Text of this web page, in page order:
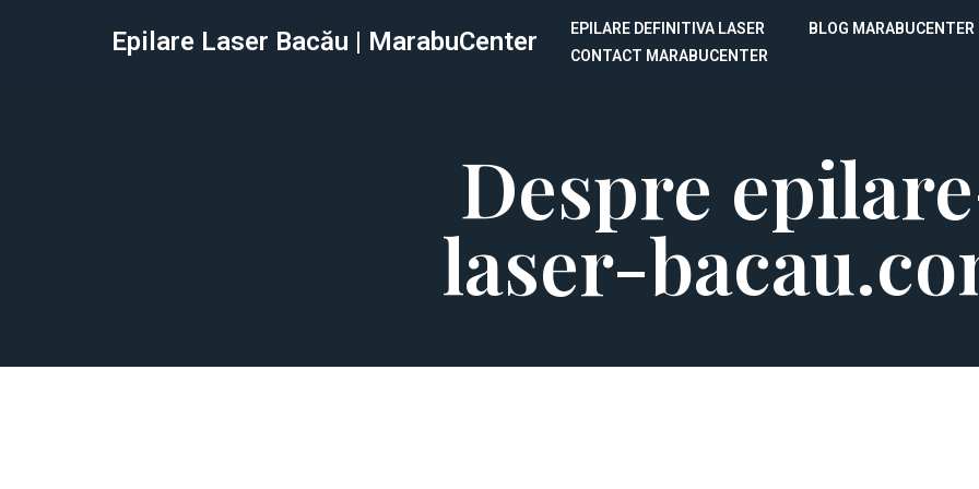
Epilare Laser Bacău | MarabuCenter EPILARE DEFINITIVA LASER BLOG MARABUCENTER
CONTACT MARABUCENTER
Despre
laser-